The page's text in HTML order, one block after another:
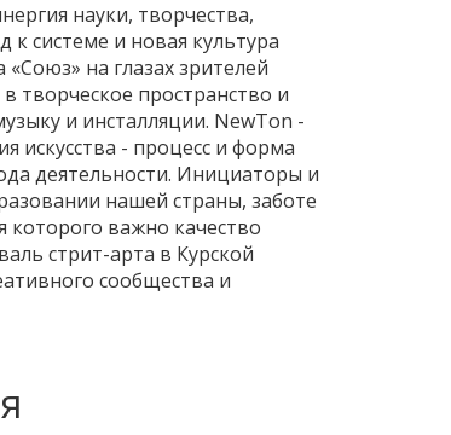
науки, творчества,
к системе и новая культура
на глазах зрителей
творческое пространство и
и инсталляции. NewTon -
искусства - процесс и форма
деятельности. Инициаторы и
нашей страны, заботе
важно качество
стрит-арта в Курской
сообщества и